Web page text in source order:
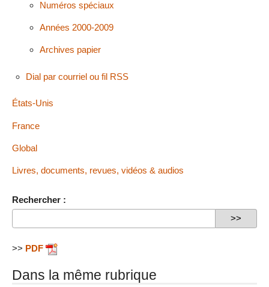
Numéros spéciaux
Années 2000-2009
Archives papier
Dial par courriel ou fil RSS
États-Unis
France
Global
Livres, documents, revues, vidéos & audios
Rechercher :
>> PDF
Dans la même rubrique